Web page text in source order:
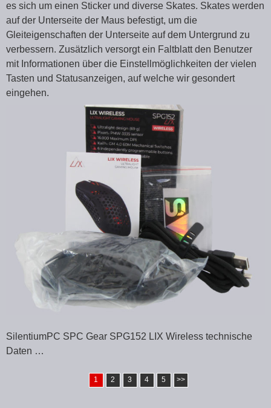
es sich um einen Sticker und diverse Skates. Skates werden
auf der Unterseite der Maus befestigt, um die
Gleiteigenschaften der Unterseite auf dem Untergrund zu
verbessern. Zusätzlich versorgt ein Faltblatt den Benutzer
mit Informationen über die Einstellmöglichkeiten der vielen
Tasten und Statusanzeigen, auf welche wir gesondert
eingehen.
SilentiumPC SPC Gear SPG152 LIX Wireless technische
Daten …
1 2 3 4 5 >>